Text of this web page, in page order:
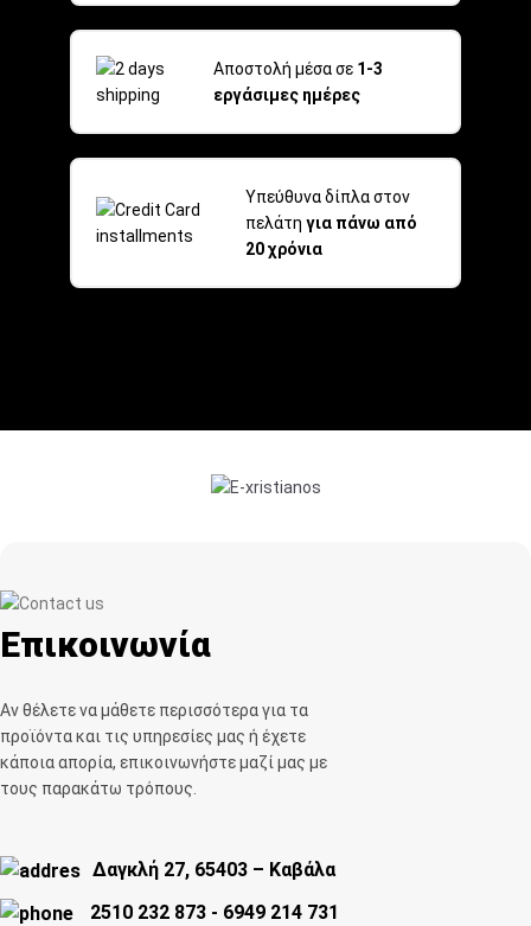
Αποστολή μέσα σε 1-3
εργάσιμες ημέρες
Υπεύθυνα δίπλα στον
πελάτη για πάνω από
20 χρόνια
Επικοινωνία
Αν θέλετε να μάθετε περισσότερα για τα
προϊόντα και τις υπηρεσίες μας ή έχετε
κάποια απορία, επικοινωνήστε μαζί μας με
τους παρακάτω τρόπους.
Δαγκλή 27, 65403 – Καβάλα
2510 232 873 - 6949 214 731